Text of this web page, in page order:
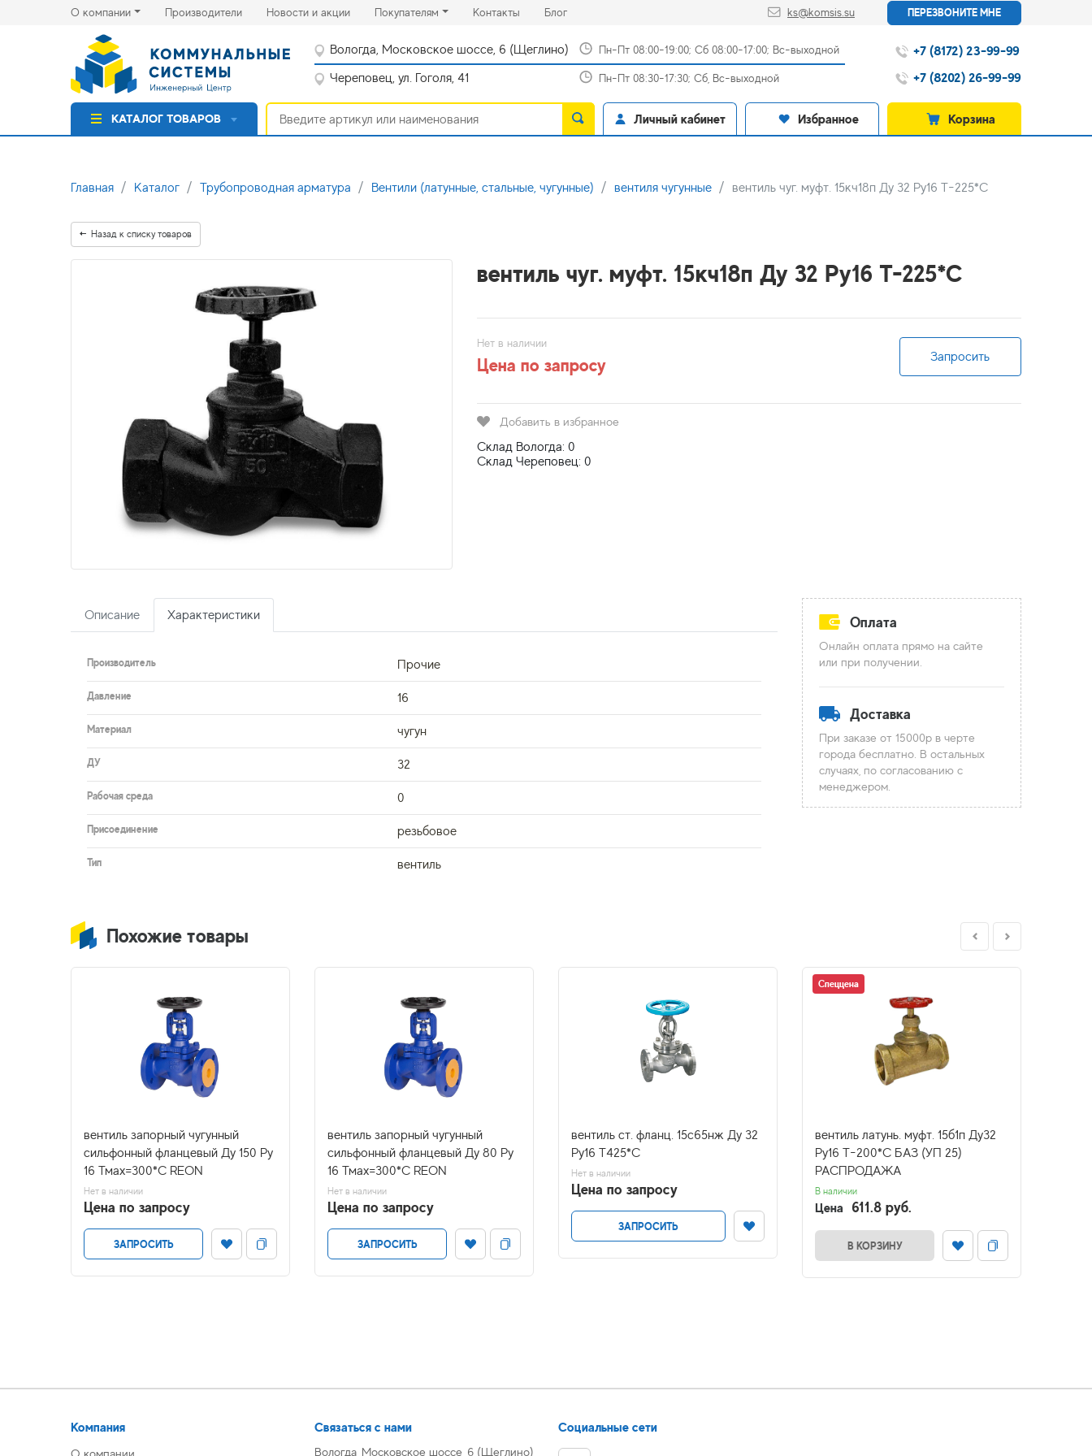
О компании Производители(current)Новости и акции(current)Покупателям Контакты(current)
Блог(current) ks@komsis.su ПЕРЕЗВОНИТЕ МНЕ
Вологда, Московское шоссе, 6 (Щеглино) Пн-Пт 08:00-19:00; Сб 08:00-17:00; Вс-выходной
Череповец, ул. Гоголя, 41 Пн-Пт 08:30-17:30; Сб, Вс-выходной
+7 (8172) 23-99-99
+7 (8202) 26-99-99
КАТАЛОГ ТОВАРОВ Личный кабинет Избранное Корзина
Главная Каталог Трубопроводная арматура Вентили (латунные, стальные, чугунные) вентиля чугунные вентиль чуг. муфт. 15кч18п Ду 32 Ру16 Т-225*С
Назад к списку товаров
вентиль чуг. муфт. 15кч18п Ду 32 Ру16 Т-225*С
Нет в наличии
Цена по запросу Запросить
Добавить в избранное
Склад Вологда: 0
Склад Череповец: 0
Описание Характеристики
Производитель Прочие
Давление 16
Материал чугун
ДУ 32
Рабочая среда 0
Присоединение резьбовое
Тип вентиль
Оплата
Онлайн оплата прямо на сайте
или при получении.
Доставка
При заказе от 15000р в черте
города бесплатно. В остальных
случаях, по согласованию с
менеджером.
Похожие товары
вентиль запорный чугунный
сильфонный фланцевый Ду 150 Ру
16 Тмах=300*С REON
Нет в наличии
Цена по запросу
ЗАПРОСИТЬ
вентиль запорный чугунный
сильфонный фланцевый Ду 80 Ру
16 Тмах=300*С REON
Нет в наличии
Цена по запросу
ЗАПРОСИТЬ
вентиль ст. фланц. 15с65нж Ду 32
Ру16 Т425*С
Нет в наличии
Цена по запросу
ЗАПРОСИТЬ
Спеццена
вентиль латунь. муфт. 15б1п Ду32
Ру16 Т-200*С БАЗ (УП 25)
РАСПРОДАЖА
В наличии
Цена 611.8 руб.
В КОРЗИНУ
Компания
О компании
Связаться с нами
Вологда, Московское шоссе, 6 (Щеглино)
Социальные сети